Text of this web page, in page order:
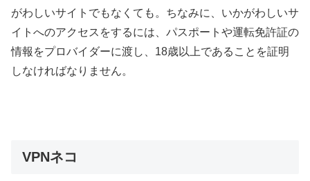
がわしいサイトでもなくても。ちなみに、いかがわしいサ
イトへのアクセスをするには、パスポートや運転免許証の
情報をプロバイダーに渡し、18歳以上であることを証明
しなければなりません。
VPNネコ